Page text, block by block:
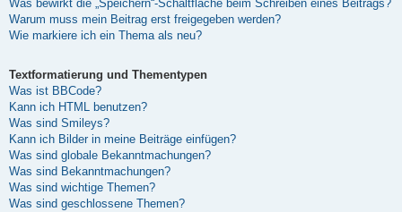
Was bewirkt die „Speichern“-Schaltfläche beim Schreiben eines Beitrags?
Warum muss mein Beitrag erst freigegeben werden?
Wie markiere ich ein Thema als neu?
Textformatierung und Thementypen
Was ist BBCode?
Kann ich HTML benutzen?
Was sind Smileys?
Kann ich Bilder in meine Beiträge einfügen?
Was sind globale Bekanntmachungen?
Was sind Bekanntmachungen?
Was sind wichtige Themen?
Was sind geschlossene Themen?